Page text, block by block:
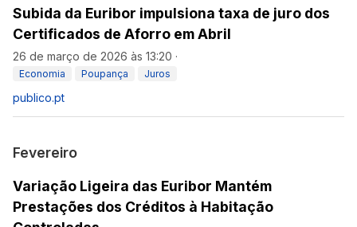
Subida da Euribor impulsiona taxa de juro dos
Certificados de Aforro em Abril
26 de março de 2026 às 13:20 ·
Economia Poupança Juros
publico.pt
Fevereiro
Variação Ligeira das Euribor Mantém
Prestações dos Créditos à Habitação